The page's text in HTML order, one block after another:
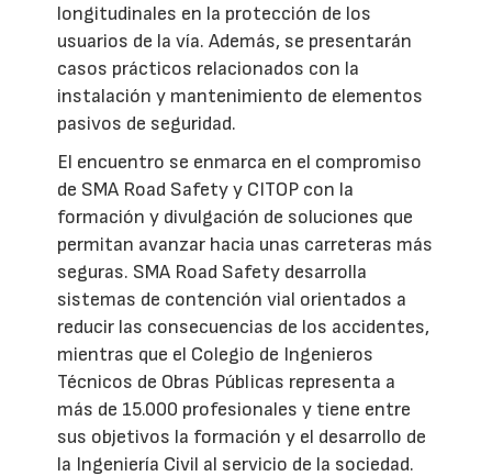
longitudinales en la protección de los
usuarios de la vía. Además, se presentarán
casos prácticos relacionados con la
instalación y mantenimiento de elementos
pasivos de seguridad.
El encuentro se enmarca en el compromiso
de SMA Road Safety y CITOP con la
formación y divulgación de soluciones que
permitan avanzar hacia unas carreteras más
seguras. SMA Road Safety desarrolla
sistemas de contención vial orientados a
reducir las consecuencias de los accidentes,
mientras que el Colegio de Ingenieros
Técnicos de Obras Públicas representa a
más de 15.000 profesionales y tiene entre
sus objetivos la formación y el desarrollo de
la Ingeniería Civil al servicio de la sociedad.